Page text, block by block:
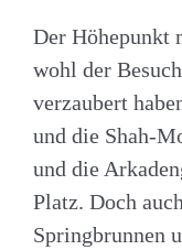
Der Höhepunkt
wohl der
verzaubert
und die Shah-
und die
Platz. Doch
Springbrunnen